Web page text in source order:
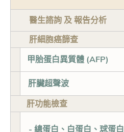
醫生諮詢 及 報告分析
肝細胞癌篩查
甲胎蛋白異質體 (AFP)
肝臟超聲波
肝功能檢查
- 總蛋白、白蛋白、球蛋白